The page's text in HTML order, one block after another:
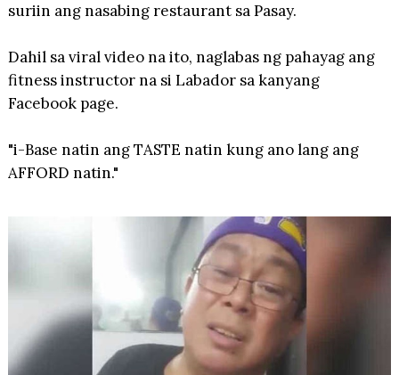
suriin ang nasabing restaurant sa Pasay.
Dahil sa viral video na ito, naglabas ng pahayag ang
fitness instructor na si Labador sa kanyang
Facebook page.
"i-Base natin ang TASTE natin kung ano lang ang
AFFORD natin."